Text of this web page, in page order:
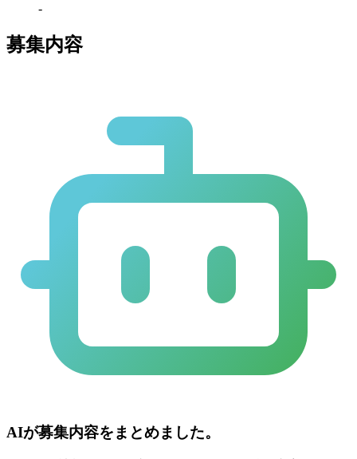
-
募集内容
AIが募集内容をまとめました。